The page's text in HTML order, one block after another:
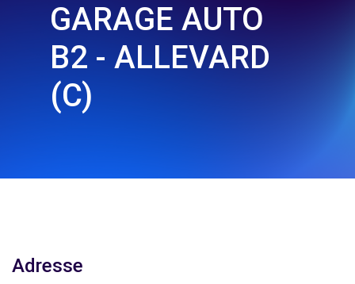
GARAGE AUTO
B2 - ALLEVARD
(C)
Adresse